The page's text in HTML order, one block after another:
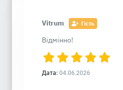
Vitrum Гість
Відмінно!
Дата: 04.06.2026